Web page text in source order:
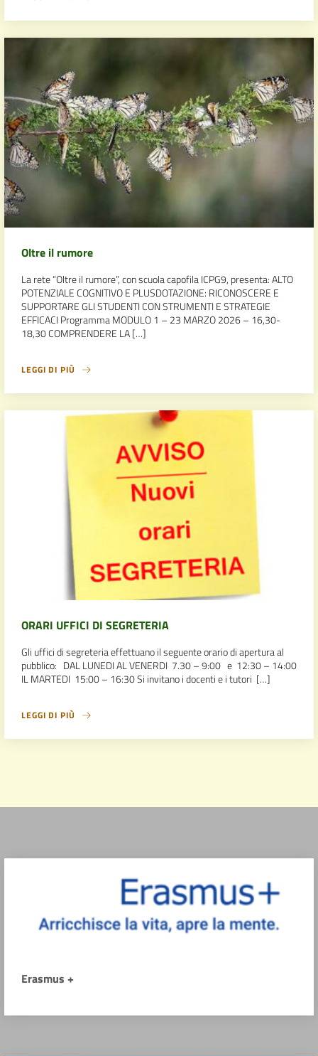
Oltre il rumore
La rete “Oltre il rumore”, con scuola capofila ICPG9, presenta: ALTO
POTENZIALE COGNITIVO E PLUSDOTAZIONE: RICONOSCERE E
SUPPORTARE GLI STUDENTI CON STRUMENTI E STRATEGIE
EFFICACI Programma MODULO 1 – 23 MARZO 2026 – 16,30-
18,30 COMPRENDERE LA […]
LEGGI DI PIÙ
ORARI UFFICI DI SEGRETERIA
Gli uffici di segreteria effettuano il seguente orario di apertura al
pubblico: DAL LUNEDI AL VENERDI 7.30 – 9:00 e 12:30 – 14:00
IL MARTEDI 15:00 – 16:30 Si invitano i docenti e i tutori […]
LEGGI DI PIÙ
Erasmus +